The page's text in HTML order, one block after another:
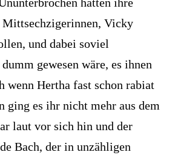
Mittsechzigerinnen, Vicky
und dabei soviel
gewesen wäre, es ihnen
wenn Hertha fast schon rabiat
ging es ihr nicht mehr aus dem
laut vor sich hin und der
Bach, der in unzähligen